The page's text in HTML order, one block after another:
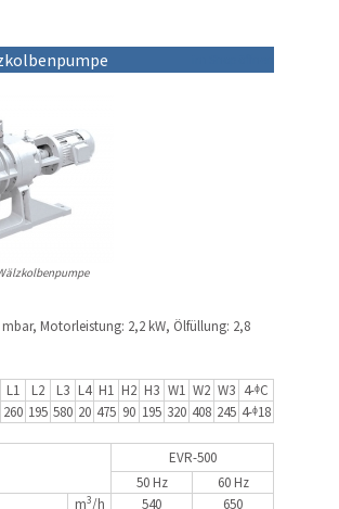
mbar, Motorleistung: 2,2 kW, Ölfüllung: 2,8
L1 L2 L3 L4 H1 H2 H3 W1 W2 W3 4-ᶲC
260 195 580 20 475 90 195 320 408 245 4-ᶲ18
EVR-500
50 Hz
60 Hz
m3/h 540
650